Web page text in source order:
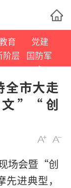
育
党建
阶层
国防军
事
全市大走
文”“创
场会暨“创
进典型，